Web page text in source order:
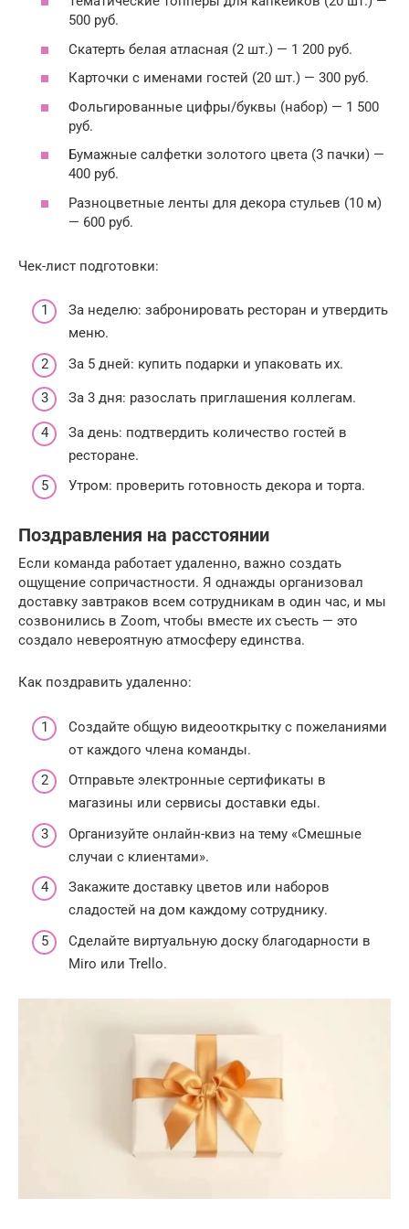
500 руб.
Скатерть белая атласная (2 шт.) — 1 200 руб.
Карточки с именами гостей (20 шт.) — 300 руб.
Фольгированные цифры/буквы (набор) — 1 500
руб.
Бумажные салфетки золотого цвета (3 пачки) —
400 руб.
Разноцветные ленты для декора стульев (10 м)
— 600 руб.
Чек-лист подготовки:
За неделю: забронировать ресторан и утвердить
меню.
За 5 дней: купить подарки и упаковать их.
За 3 дня: разослать приглашения коллегам.
За день: подтвердить количество гостей в
ресторане.
Утром: проверить готовность декора и торта.
Поздравления на расстоянии
Если команда работает удаленно, важно создать
ощущение сопричастности. Я однажды организовал
доставку завтраков всем сотрудникам в один час, и мы
созвонились в Zoom, чтобы вместе их съесть — это
создало невероятную атмосферу единства.
Как поздравить удаленно:
Создайте общую видеооткрытку с пожеланиями
от каждого члена команды.
Отправьте электронные сертификаты в
магазины или сервисы доставки еды.
Организуйте онлайн-квиз на тему «Смешные
случаи с клиентами».
Закажите доставку цветов или наборов
сладостей на дом каждому сотруднику.
Сделайте виртуальную доску благодарности в
Miro или Trello.